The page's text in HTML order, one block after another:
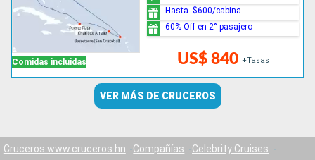
Comidas incluidas US$ 840 +Tasas
Hasta -$600/cabina
60% Off en 2° pasajero
VER MÁS DE CRUCEROS
Cruceros www.cruceros.hn Compañías
Celebrity Cruises